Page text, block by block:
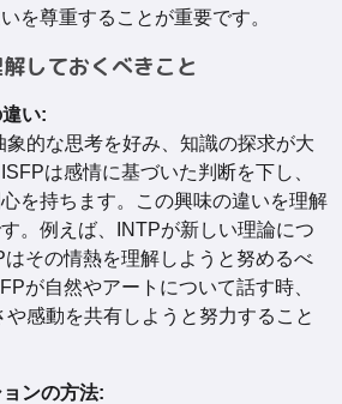
を尊重することが重要です。
しておくべきこと
い:
象的な思考を好み、知識の探求が大
は感情に基づいた判断を下し、
を持ちます。この興味の違いを理解
。例えば、INTPが新しい理論につ
その情熱を理解しようと努めるべ
が自然やアートについて話す時、
や感動を共有しようと努力すること
ンの方法: